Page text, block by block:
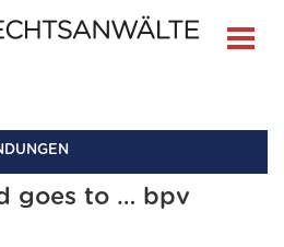
goes to … bpv